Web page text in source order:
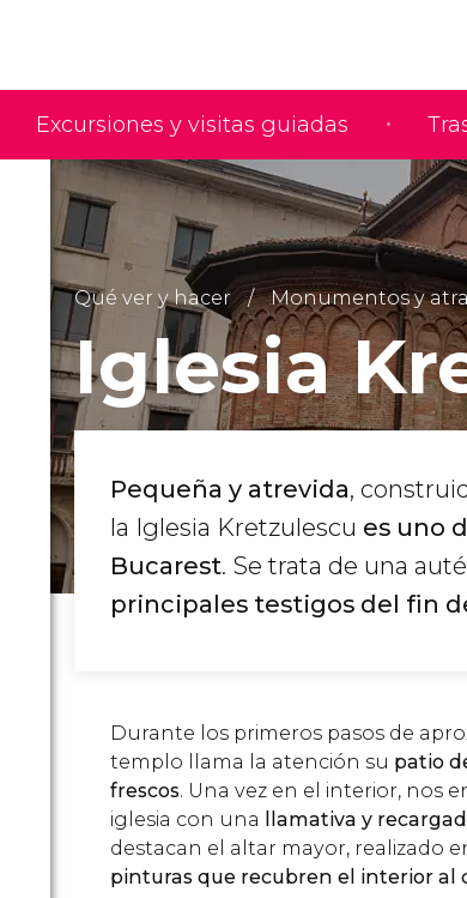
Excursiones y visitas guiadas
Qué ver y hacer Monumentos y
Iglesia
Pequeña y atrevida,
la Iglesia Kretzulescu es uno
Bucarest. Se trata de una
principales testigos del fin
Durante los primeros pasos de
templo llama la atención su patio
frescos. Una vez en el interior, nos
iglesia con una
llamativa y
destacan el altar mayor, realizado
pinturas que recubren el interior al